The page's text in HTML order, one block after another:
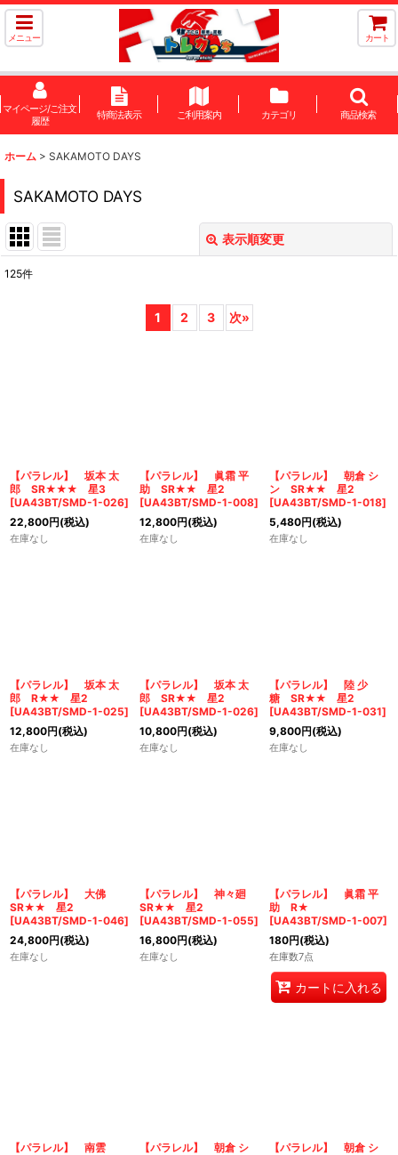
メニュー カート
マイページ/ご注文
履歴
特商法表示 ご利用案内 カテゴリ 商品検索
ホーム > SAKAMOTO DAYS
SAKAMOTO DAYS
表示順変更
絞り込む
125件
1 2 3 次»
【パラレル】 坂本 太
郎 SR★★★ 星3
[UA43BT/SMD-1-026]
22,800円(税込)
在庫なし
【パラレル】 眞霜 平
助 SR★★ 星2
[UA43BT/SMD-1-008]
12,800円(税込)
在庫なし
【パラレル】 朝倉 シ
ン SR★★ 星2
[UA43BT/SMD-1-018]
5,480円(税込)
在庫なし
【パラレル】 坂本 太
郎 R★★ 星2
[UA43BT/SMD-1-025]
12,800円(税込)
在庫なし
【パラレル】 坂本 太
郎 SR★★ 星2
[UA43BT/SMD-1-026]
10,800円(税込)
在庫なし
【パラレル】 陸 少
糖 SR★★ 星2
[UA43BT/SMD-1-031]
9,800円(税込)
在庫なし
【パラレル】 大佛
SR★★ 星2
[UA43BT/SMD-1-046]
24,800円(税込)
在庫なし
【パラレル】 神々廻
SR★★ 星2
[UA43BT/SMD-1-055]
16,800円(税込)
在庫なし
【パラレル】 眞霜 平
助 R★
[UA43BT/SMD-1-007]
180円(税込)
在庫数7点
カートに入れる
【パラレル】 南雲
【パラレル】 朝倉 シ
【パラレル】 朝倉 シ